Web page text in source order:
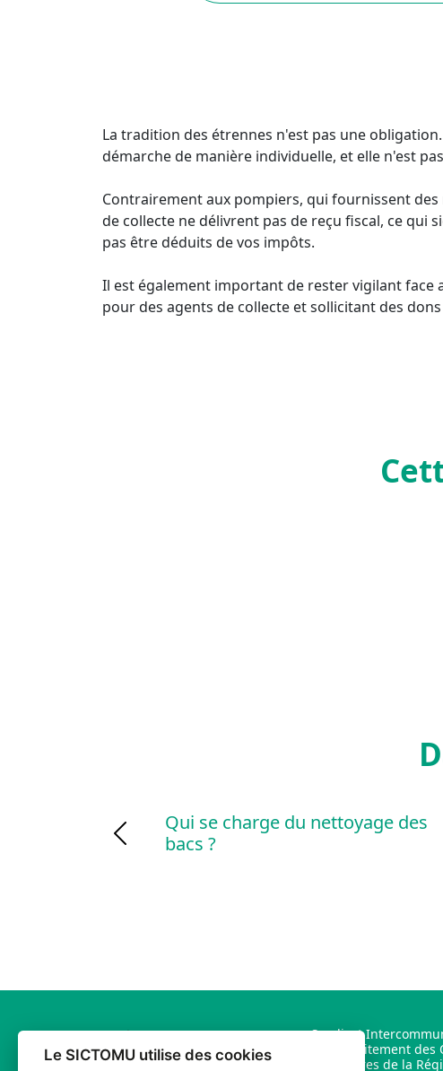
La tradition des étrennes n'est pas une
démarche de manière individuelle, et elle n'est
Contrairement aux pompiers, qui fournissent
de collecte ne délivrent pas de reçu fiscal, ce qui
pas être déduits de vos impôts.
Il est également important de rester vigilant face
pour des agents de collecte et sollicitant des
Qui se charge du nettoyage des
bacs ?
Previous
Syndicat
et de Traitement des
Ménagères de la
Le SICTOMU utilise des cookies